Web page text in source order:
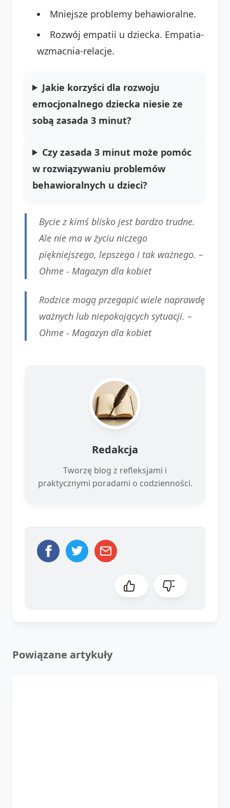
Mniejsze problemy behawioralne.
Rozwój empatii u dziecka. Empatia-
wzmacnia-relacje.
Jakie korzyści dla rozwoju
emocjonalnego dziecka niesie ze
sobą zasada 3 minut?
Czy zasada 3 minut może pomóc
w rozwiązywaniu problemów
behawioralnych u dzieci?
Bycie z kimś blisko jest bardzo trudne.
Ale nie ma w życiu niczego
piękniejszego, lepszego i tak ważnego. –
Ohme - Magazyn dla kobiet
Rodzice mogą przegapić wiele naprawdę
ważnych lub niepokojących sytuacji. –
Ohme - Magazyn dla kobiet
Redakcja
Tworzę blog z refleksjami i
praktycznymi poradami o codzienności.
Powiązane artykuły